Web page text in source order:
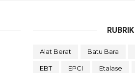
RUBRIK
Alat Berat Batu Bara
EBT EPCI Etalase